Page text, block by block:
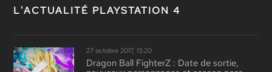
L'ACTUALITÉ PLAYSTATION 4
27 octobre 2017, 13:20
Dragon Ball FighterZ : Date de sortie,